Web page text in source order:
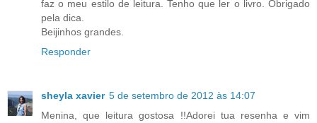
faz o meu estilo de leitura. Tenho que ler o livro. Obrigado
pela dica.
Beijinhos grandes.
Responder
sheyla xavier 5 de setembro de 2012 às 14:07
Menina, que leitura gostosa !!Adorei tua resenha e vim